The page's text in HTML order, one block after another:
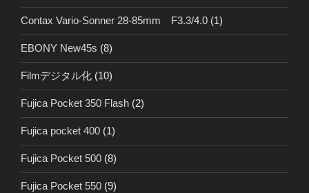
Contax Vario-Sonner 28-85mm F3.3/4.0 (1)
EBONY New45s (8)
Filmデジタル化 (10)
Fujica Pocket 350 Flash (2)
Fujica pocket 400 (1)
Fujica Pocket 500 (8)
Fujica Pocket 550 (9)